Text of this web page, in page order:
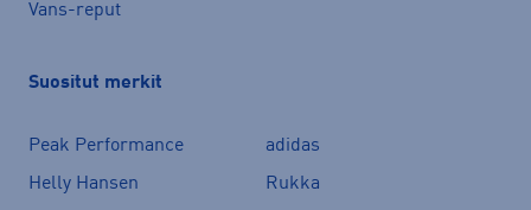
Vans-reput
Suositut merkit
Peak Performance
adidas
Helly Hansen
Rukka